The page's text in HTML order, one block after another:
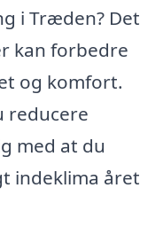
i Træden? Det
kan forbedre
og komfort.
reducere
med at du
indeklima året